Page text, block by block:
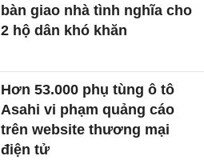
bàn giao nhà tình nghĩa cho
2 hộ dân khó khăn
Hơn 53.000 phụ tùng ô tô
Asahi vi phạm quảng cáo
trên website thương mại
điện tử